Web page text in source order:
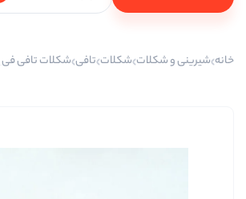
آجیل ها خانه شیرینی و شکلات شکلات تافی شکلات تافی فی